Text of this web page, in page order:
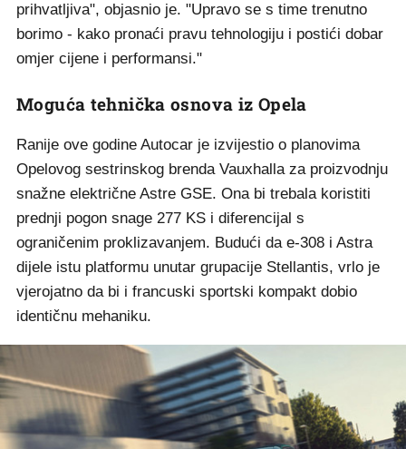
prihvatljiva", objasnio je. "Upravo se s time trenutno
borimo - kako pronaći pravu tehnologiju i postići dobar
omjer cijene i performansi."
Moguća tehnička osnova iz Opela
Ranije ove godine Autocar je izvijestio o planovima
Opelovog sestrinskog brenda Vauxhalla za proizvodnju
snažne električne Astre GSE. Ona bi trebala koristiti
prednji pogon snage 277 KS i diferencijal s
ograničenim proklizavanjem. Budući da e-308 i Astra
dijele istu platformu unutar grupacije Stellantis, vrlo je
vjerojatno da bi i francuski sportski kompakt dobio
identičnu mehaniku.